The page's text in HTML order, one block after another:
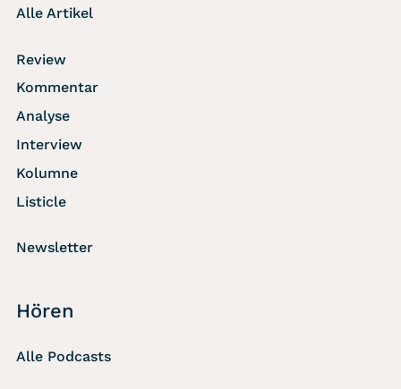
Alle Artikel
Review
Kommentar
Analyse
Interview
Kolumne
Listicle
Newsletter
Hören
Alle Podcasts